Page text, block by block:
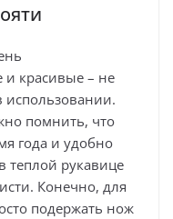
красивые – не
помнить, что
года и удобно
теплой рукавице
Конечно, для
подержать нож